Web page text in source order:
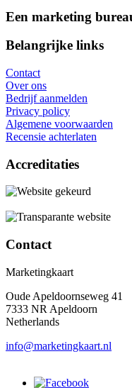
Een marketing
Belangrijke links
Contact
Over ons
Bedrijf aanmelden
Privacy policy
Algemene voorwaarden
Recensie achterlaten
Accreditaties
Contact
Marketingkaart
Oude Apeldoornseweg 41
7333 NR Apeldoorn
Netherlands
info@marketingkaart.nl